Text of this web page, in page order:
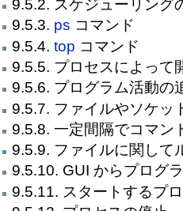
9.5.2. スケジューリング
9.5.3. ps コマンド
9.5.4.top コマンド
9.5.5. プロセスによって
9.5.6. プログラム活動の
9.5.7. ファイルやソケッ
9.5.8. 一定間隔でコマン
9.5.9. ファイルに関して
9.5.10. GUI からプログ
9.5.11. スタートするプ